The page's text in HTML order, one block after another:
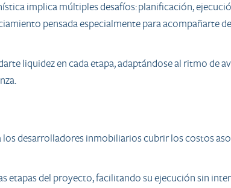
implica múltiples desafíos: planificación,
pensada especialmente para acompañarte
liquidez en cada etapa, adaptándose al ritmo de
desarrolladores inmobiliarios cubrir los costos
etapas del proyecto, facilitando su ejecución sin